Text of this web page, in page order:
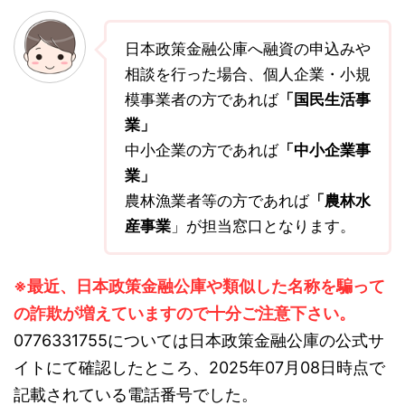
日本政策金融公庫へ融資の申込みや
相談を行った場合、個人企業・小規
模事業者の方であれば「国民生活事
業」
中小企業の方であれば「中小企業事
業」
農林漁業者等の方であれば「農林水
産事業 」が担当窓口となります。
※最近、日本政策金融公庫や類似した名称を騙って
の詐欺が増えていますので十分ご注意下さい。
0776331755については日本政策金融公庫の公式サ
イトにて確認したところ、2025年07月08日時点で
記載されている電話番号でした。